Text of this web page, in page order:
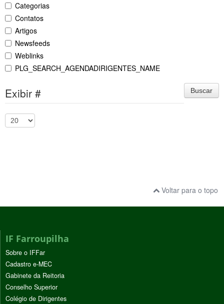
Categorias
Contatos
Artigos
Newsfeeds
Weblinks
PLG_SEARCH_AGENDADIRIGENTES_NAME
Buscar
Exibir #
Voltar para o topo
IF Farroupilha
Sobre o IFFar
Cadastro e-MEC
Gabinete da Reitoria
Conselho Superior
Colégio de Dirigentes